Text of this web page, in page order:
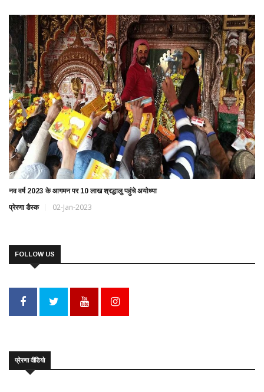
नव वर्ष 2023 के आगमन पर 10 लाख श्रद्धालु पहुंचे अयोध्या
प्रेरणा डैस्क 02-Jan-2023
FOLLOW US
प्रेरणा वीडियो